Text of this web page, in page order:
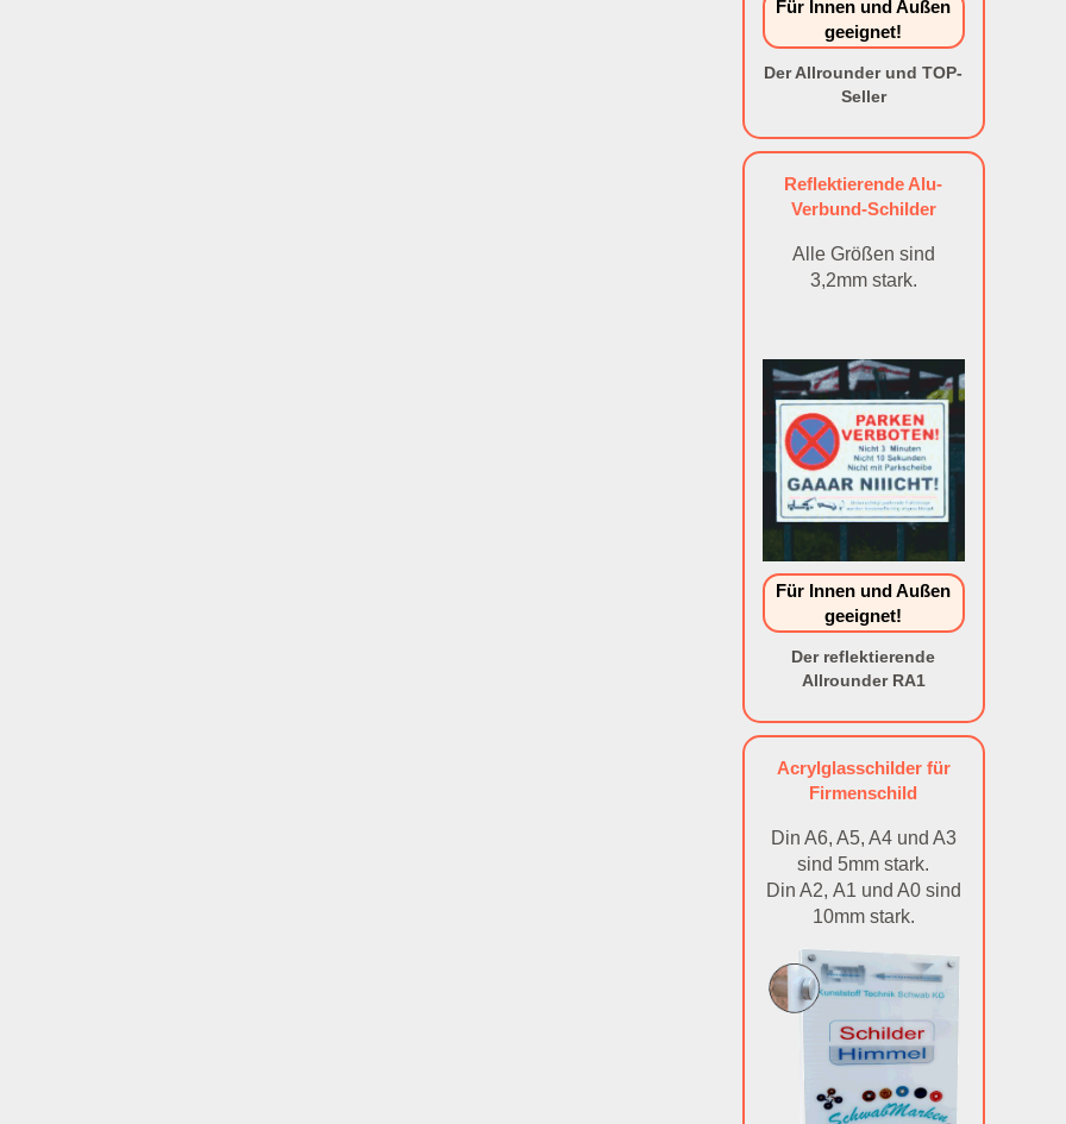
Für Innen und Außen
geeignet!
Der Allrounder und TOP-
Seller
Reflektierende Alu-
Verbund-Schilder
Alle Größen sind
3,2mm stark.
Für Innen und Außen
geeignet!
Der reflektierende
Allrounder RA1
Acrylglasschilder für
Firmenschild
Din A6, A5, A4 und A3
sind 5mm stark.
Din A2, A1 und A0 sind
10mm stark.